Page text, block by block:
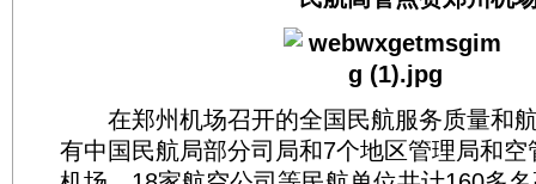
在郑州机场召开的全国民航服务质量和
有中国民航局部分司局和7个地区管理局和